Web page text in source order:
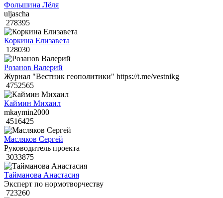
Фольшина Лёля
uljascha
278395
Коркина Елизавета
128030
Розанов Валерий
Журнал "Вестник геополитики" https://t.me/vestnikg
4752565
Каймин Михаил
mkaymin2000
4516425
Масляков Сергей
Руководитель проекта
3033875
Тайманова Анастасия
Эксперт по нормотворчеству
723260